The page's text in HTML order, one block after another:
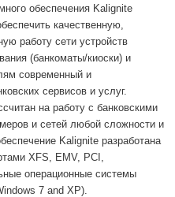
обеспечения Kalignite
качественную,
работу сети устройств
(банкоматы/киоски) и
современный и
сервисов и услуг.
на работу с банковскими
и сетей любой сложности и
Kalignite разработана
XFS, EMV, PCI,
операционные системы
7 and XP).